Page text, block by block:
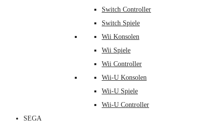
Switch Controller
Switch Spiele
Wii Konsolen
Wii Spiele
Wii Controller
Wii-U Konsolen
Wii-U Spiele
Wii-U Controller
SEGA